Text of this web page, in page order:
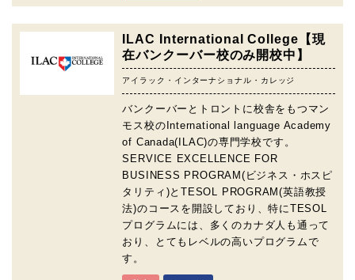
ILAC International College【現
在バンクーバー校のみ開校中】
アイラック・インターナショナル・カレッジ
バンクーバーとトロントに校舎をもつマン
モス校のInternational language Academy
of Canada(ILAC)の専門学校です。
SERVICE EXCELLENCE FOR
BUSINESS PROGRAM(ビジネス・ホスピ
タリティ)とTESOL PROGRAM(英語教授
法)のコースを開設しており、特にTESOL
プログラムには、多くのカナダ人も通って
おり、とてもレベルの高いプログラムで
す。